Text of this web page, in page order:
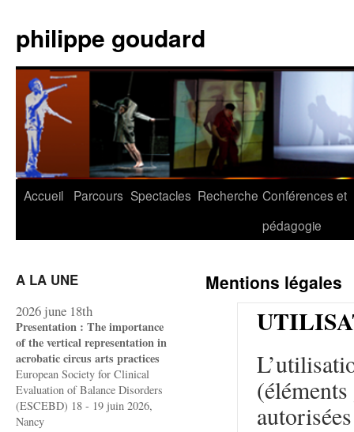
contenu
philippe goudard
Accueil Parcours Spectacles Recherche Conférences et
pédagogie
A LA UNE
2026 june 18th
Presentation : The importance
of the vertical representation in
acrobatic circus arts practices
European Society for Clinical
Evaluation of Balance Disorders
(ESCEBD) 18 - 19 juin 2026,
Nancy
Mentions légales